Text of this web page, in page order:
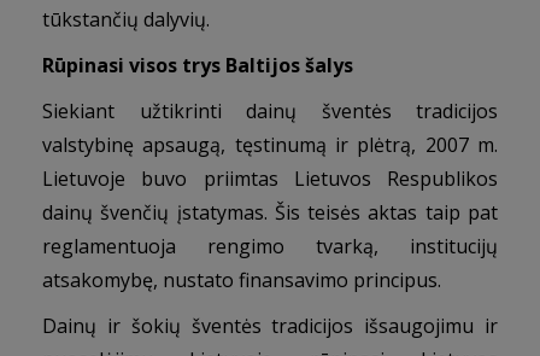
tūkstančių dalyvių.
Rūpinasi visos trys Baltijos šalys
Siekiant užtikrinti dainų šventės tradicijos
valstybinę apsaugą, tęstinumą ir plėtrą, 2007 m.
Lietuvoje buvo priimtas Lietuvos Respublikos
dainų švenčių įstatymas. Šis teisės aktas taip pat
reglamentuoja rengimo tvarką, institucijų
atsakomybę, nustato finansavimo principus.
Dainų ir šokių šventės tradicijos išsaugojimu ir